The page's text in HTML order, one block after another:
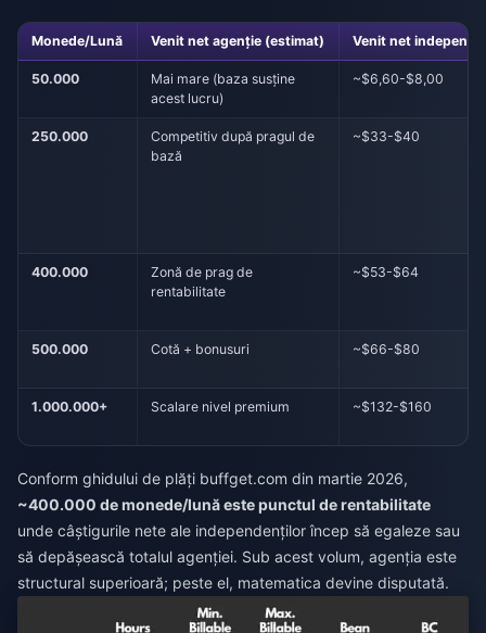
Monede/Lună Venit net agenție (estimat) Venit net
50.000
Mai mare (baza susține
acest lucru)
~$6,60-$8,00
250.000
Competitiv după pragul de
bază
~$33-$40
400.000
Zonă de prag de
rentabilitate
~$53-$64
500.000 Cotă + bonusuri ~$66-$80
1.000.000+ Scalare nivel premium ~$132-$160
Conform ghidului de plăți buffget.com din martie 2026,
~400.000 de monede/lună este punctul de rentabilitate
unde câștigurile nete ale independenților încep să egaleze sau
să depășească totalul agenției. Sub acest volum, agenția este
structural superioară; peste el, matematica devine disputată.